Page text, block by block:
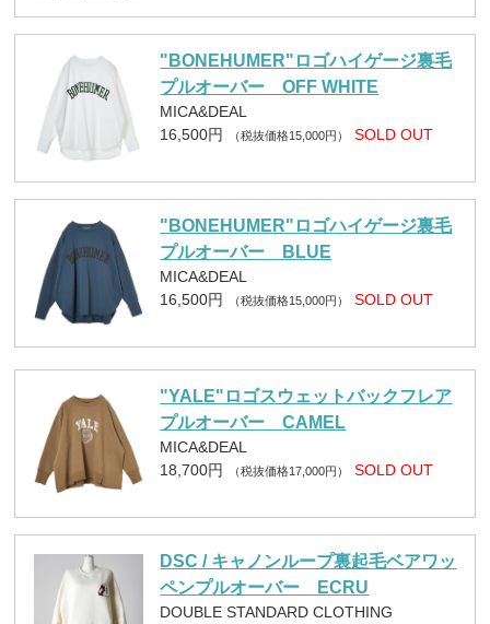
"BONEHUMER"ロゴハイゲージ裏毛
プルオーバー OFF WHITE
MICA&DEAL
16,500円
（税抜価格15,000円） SOLD OUT
"BONEHUMER"ロゴハイゲージ裏毛
プルオーバー BLUE
MICA&DEAL
16,500円
（税抜価格15,000円） SOLD OUT
"YALE"ロゴスウェットバックフレア
プルオーバー CAMEL
MICA&DEAL
18,700円
（税抜価格17,000円） SOLD OUT
DSC / キャノンループ裏起毛ベアワッ
ペンプルオーバー ECRU
DOUBLE STANDARD CLOTHING